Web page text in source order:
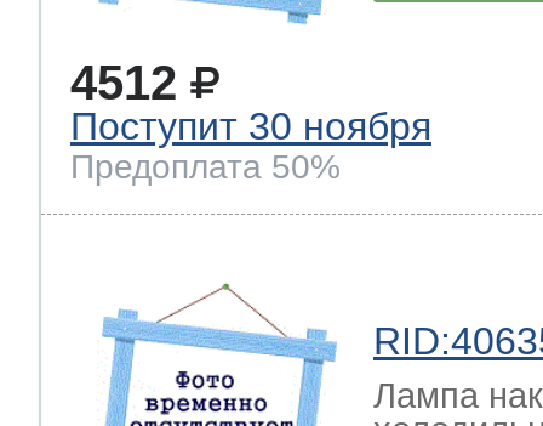
4512
Поступит 30 ноября
Предоплата 50%
Лампа